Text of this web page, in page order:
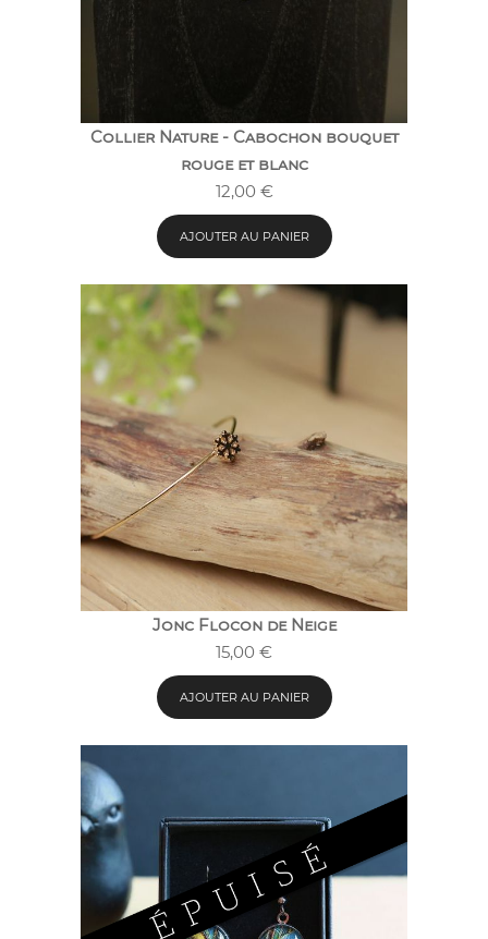
Collier Nature - Cabochon bouquet
rouge et blanc
12,00 €
AJOUTER AU PANIER
Jonc Flocon de Neige
15,00 €
AJOUTER AU PANIER